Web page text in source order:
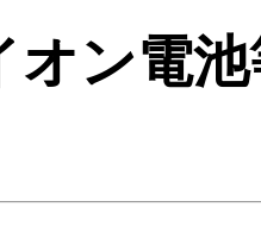
オン電